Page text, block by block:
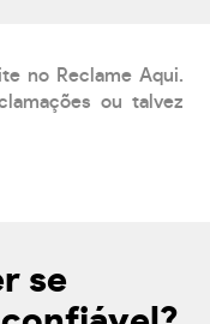
no Reclame Aqui.
ou talvez
se